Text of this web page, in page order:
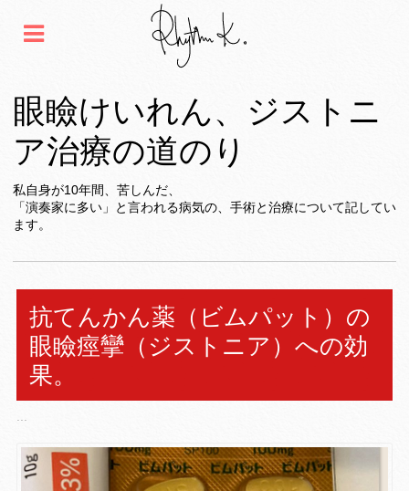
眼瞼けいれん、ジストニ
ア治療の道のり
私自身が10年間、苦しんだ、
「演奏家に多い」と言われる病気の、手術と治療について記してい
ます。
抗てんかん薬（ビムパット）の
眼瞼痙攣（ジストニア）への効
果。